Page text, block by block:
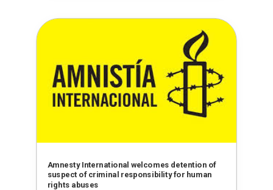
Amnesty International welcomes detention of
suspect of criminal responsibility for human
rights abuses